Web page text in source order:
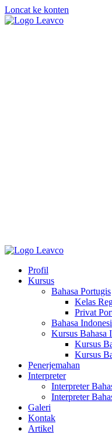
Loncat ke konten
Profil
Kursus
Bahasa Portugis
Kelas
Privat
Bahasa
Kursus Bahasa
Kursus
Kursus
Penerjemahan
Interpreter
Interpreter
Interpreter
Galeri
Kontak
Artikel